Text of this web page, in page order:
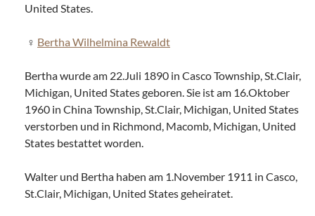
United States.
Bertha Wilhelmina Rewaldt
Bertha wurde am 22.Juli 1890 in Casco Township, St.Clair,
Michigan, United States geboren. Sie ist am 16.Oktober
1960 in China Township, St.Clair, Michigan, United States
verstorben und in Richmond, Macomb, Michigan, United
States bestattet worden.
Walter und Bertha haben am 1.November 1911 in Casco,
St.Clair, Michigan, United States geheiratet.